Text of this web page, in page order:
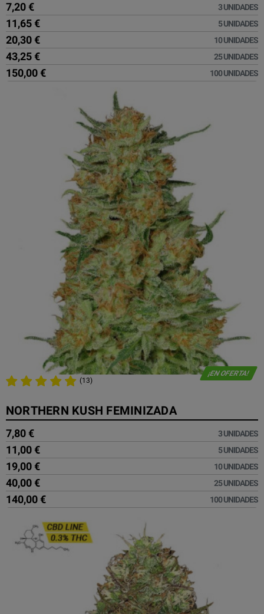
7,20 € 3 UNIDADES
11,65 € 5 UNIDADES
20,30 € 10 UNIDADES
43,25 € 25 UNIDADES
150,00 € 100 UNIDADES
¡EN OFERTA!
(13)
NORTHERN KUSH FEMINIZADA
7,80 € 3 UNIDADES
11,00 € 5 UNIDADES
19,00 € 10 UNIDADES
40,00 € 25 UNIDADES
140,00 € 100 UNIDADES